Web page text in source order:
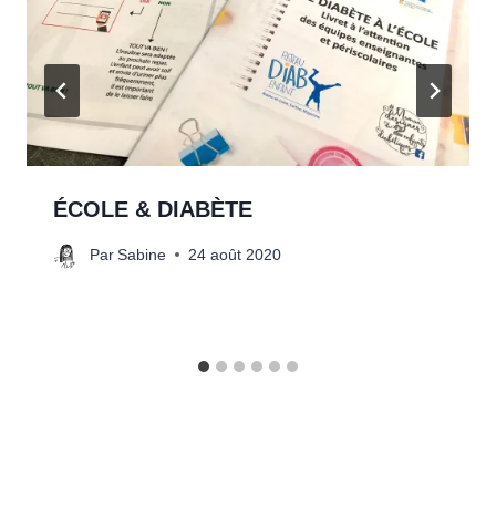
ÉCOLE & DIABÈTE
Par Sabine 24 août 2020